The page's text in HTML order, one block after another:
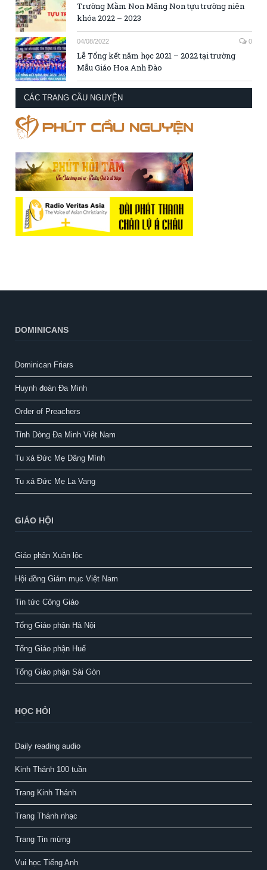
Trường Mầm Non Măng Non tựu trường niên
khóa 2022 – 2023
04/08/2022 0
Lễ Tổng kết năm học 2021 – 2022 tại trường
Mẫu Giáo Hoa Anh Đào
CÁC TRANG CẦU NGUYỆN
DOMINICANS
Dominican Friars
Huynh đoàn Đa Minh
Order of Preachers
Tỉnh Dòng Đa Minh Việt Nam
Tu xá Đức Mẹ Dâng Mình
Tu xá Đức Mẹ La Vang
GIÁO HỘI
Giáo phận Xuân lộc
Hội đồng Giám mục Việt Nam
Tin tức Công Giáo
Tổng Giáo phận Hà Nội
Tổng Giáo phận Huế
Tổng Giáo phận Sài Gòn
HỌC HỎI
Daily reading audio
Kinh Thánh 100 tuần
Trang Kinh Thánh
Trang Thánh nhạc
Trang Tin mừng
Vui học Tiếng Anh